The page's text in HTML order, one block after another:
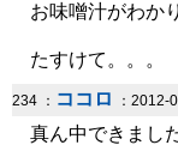
お味噌汁がわか
たすけて。。。
234 ： ココロ ：2012-
真ん中できまし